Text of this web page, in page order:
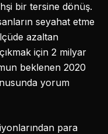
bir tersine dönüş.
seyahat etme
azaltan
için 2 milyar
beklenen 2020
yorum
para